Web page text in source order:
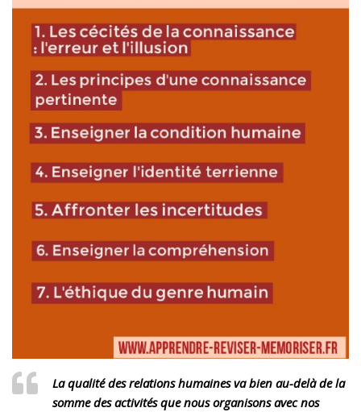
La qualité des relations humaines va bien au-delà de la
somme des activités que nous organisons avec nos